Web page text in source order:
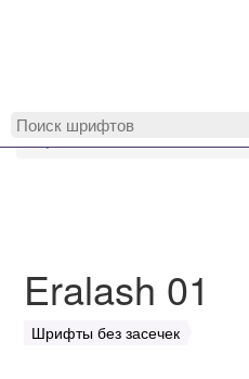
MyFonts.ru
Eralash 01
Шрифты без засечек